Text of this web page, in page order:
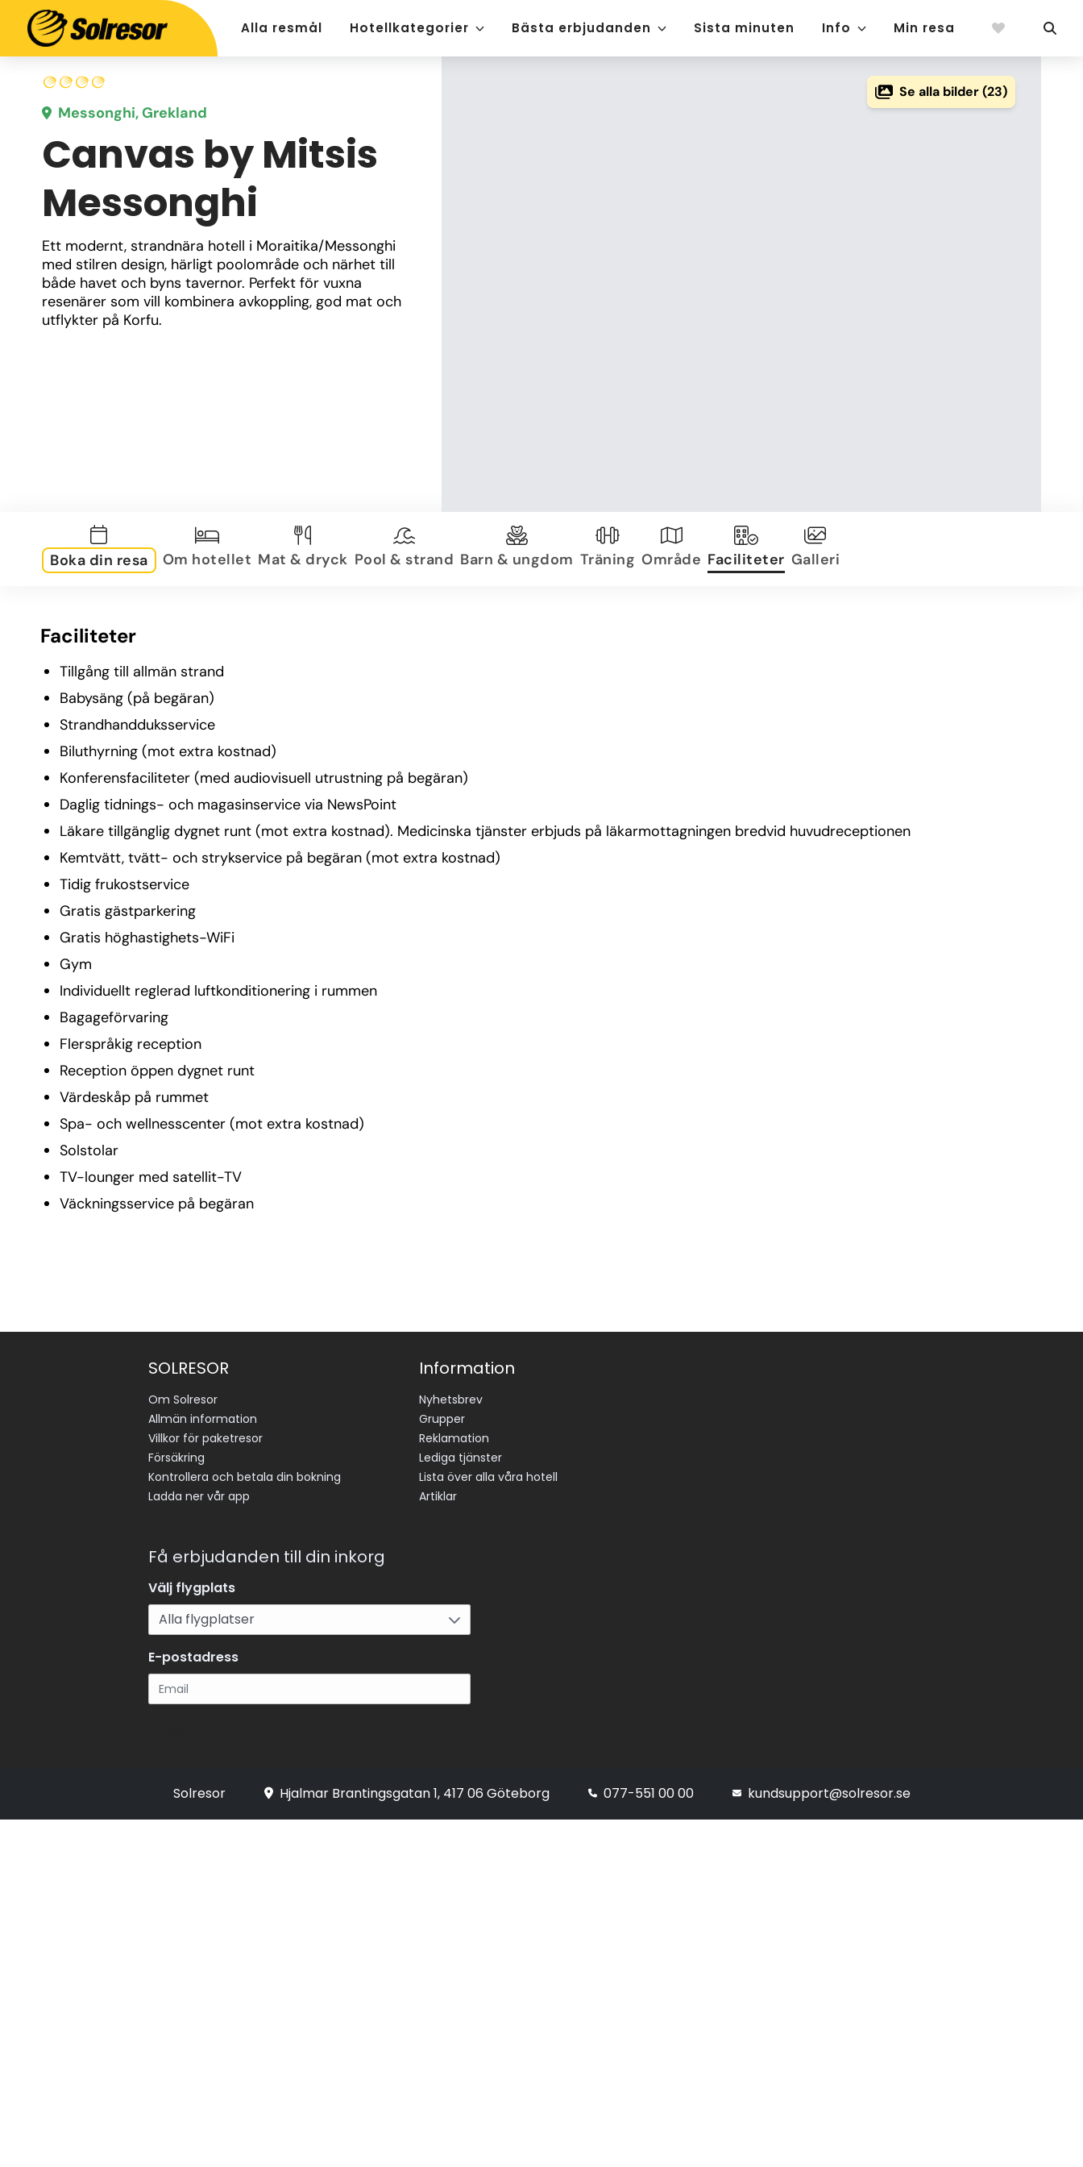
Alla resmål Hotellkategorier Bästa erbjudanden Sista minuten Info Min resa
Messonghi, Grekland
Canvas by Mitsis
Messonghi
Ett modernt, strandnära hotell i Moraitika/Messonghi
med stilren design, härligt poolområde och närhet till
både havet och byns tavernor. Perfekt för vuxna
resenärer som vill kombinera avkoppling, god mat och
utflykter på Korfu.
Se alla bilder (23)
Boka din resa Om hotellet Mat & dryck Pool & strand Barn & ungdom Träning Område Faciliteter Galleri
Faciliteter
Tillgång till allmän strand
Babysäng (på begäran)
Strandhandduksservice
Biluthyrning (mot extra kostnad)
Konferensfaciliteter (med audiovisuell utrustning på begäran)
Daglig tidnings- och magasinservice via NewsPoint
Läkare tillgänglig dygnet runt (mot extra kostnad). Medicinska tjänster erbjuds på läkarmottagningen bredvid huvudreceptionen
Kemtvätt, tvätt- och strykservice på begäran (mot extra kostnad)
Tidig frukostservice
Gratis gästparkering
Gratis höghastighets-WiFi
Gym
Individuellt reglerad luftkonditionering i rummen
Bagageförvaring
Flerspråkig reception
Reception öppen dygnet runt
Värdeskåp på rummet
Spa- och wellnesscenter (mot extra kostnad)
Solstolar
TV-lounger med satellit-TV
Väckningsservice på begäran
SOLRESOR
Om Solresor
Allmän information
Villkor för paketresor
Försäkring
Kontrollera och betala din bokning
Ladda ner vår app
Information
Nyhetsbrev
Grupper
Reklamation
Lediga tjänster
Lista över alla våra hotell
Artiklar
Få erbjudanden till din inkorg
Välj flygplats
E-postadress
Solresor Hjalmar Brantingsgatan 1, 417 06 Göteborg 077-551 00 00 kundsupport@solresor.se